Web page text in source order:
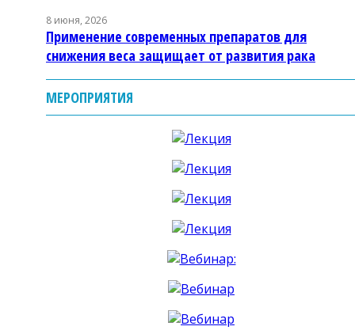
8 июня, 2026
Применение современных препаратов для
снижения веса защищает от развития рака
МЕРОПРИЯТИЯ